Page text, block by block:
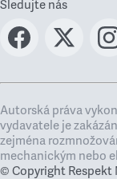
Sledujte nás
Autorská práva
vydavatele je
zejména
mechanickým nebo
© Copyright Respekt